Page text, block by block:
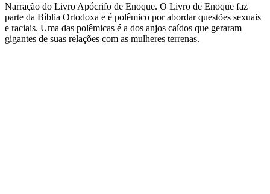
Narração do Livro Apócrifo de Enoque. O Livro de Enoque faz
parte da Bíblia Ortodoxa e é polêmico por abordar questões sexuais
e raciais. Uma das polêmicas é a dos anjos caídos que geraram
gigantes de suas relações com as mulheres terrenas.